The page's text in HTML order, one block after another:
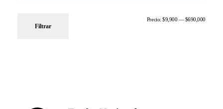
Filtrar
Precio:$9,900 —$690,000